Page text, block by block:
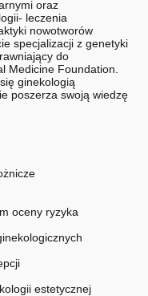
oraz
leczenia
nowotworów
specjalizacji z genetyki
do
Medicine Foundation.
ginekologią
poszerza swoją wiedzę
oceny ryzyka
estetycznej